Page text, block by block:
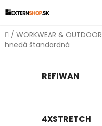
na
obsah
Domov
/ WORKWEAR & OUTDOOR
hnedá štandardná
REFIWAN
4XSTRETCH